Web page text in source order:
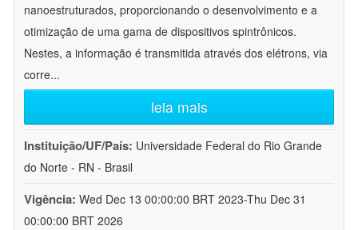
nanoestruturados, proporcionando o desenvolvimento e a
otimização de uma gama de dispositivos spintrônicos.
Nestes, a informação é transmitida através dos elétrons, via
corre...
leia mais
Instituição/UF/País: Universidade Federal do Rio Grande
do Norte - RN - Brasil
Vigência: Wed Dec 13 00:00:00 BRT 2023-Thu Dec 31
00:00:00 BRT 2026